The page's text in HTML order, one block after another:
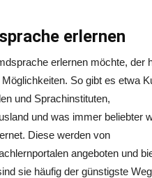
erlernen
erlernen möchte, der
So gibt es etwa
und Sprachinstituten,
und was immer beliebter
Diese werden von
angeboten und
sie häufig der günstigste